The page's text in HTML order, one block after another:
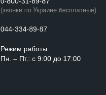
(звонки по Украине бесплатные)
044-334-89-87
Режим работы
Пн. – Пт.: с 9:00 до 17:00